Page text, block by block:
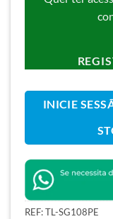
INICIE
REF:TL-SG108PE